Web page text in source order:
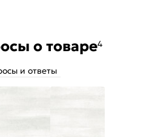
о товаре4
и ответы